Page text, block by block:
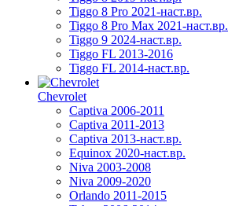
Tiggo 8 Pro 2021-наст.вр.
Tiggo 8 Pro Max 2021-наст.вр.
Tiggo 9 2024-наст.вр.
Tiggo FL 2013-2016
Tiggo FL 2014-наст.вр.
Chevrolet
Captiva 2006-2011
Captiva 2011-2013
Captiva 2013-наст.вр.
Equinox 2020-наст.вр.
Niva 2003-2008
Niva 2009-2020
Orlando 2011-2015